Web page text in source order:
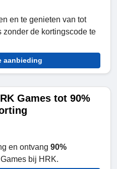
en te genieten van tot
zonder de kortingscode te
aanbieding
Games tot 90%
en ontvang 90%
bij HRK.